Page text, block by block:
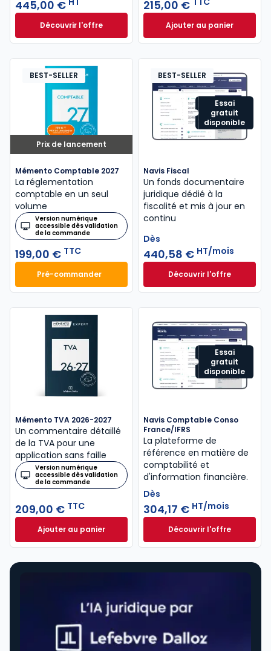
445,00 €
Découvrir l'offreGenIA-L DAF à partir de
Dès
215,00 €
Ajouter au panier
Mémento Fiscal
Prix de lancement
BEST-SELLER
Mémento Comptable 2027
La réglementation
comptable en un seul
volume
Version numérique
accessible dès validation
de la commande
199,00 € TTC
Pré-commanderMémento Comptable 2027 à 199,00 € TTC
Essai
gratuit
disponible
BEST-SELLER
Navis Fiscal
Un fonds documentaire
juridique dédié à la
fiscalité et mis à jour en
continu
Dès
440,58 € HT/mois
Découvrir l'offre
Navis Fiscal à
Dès
Mémento TVA 2026-2027
Un commentaire détaillé
de la TVA pour une
application sans faille
Version numérique
accessible dès validation
de la commande
209,00 € TTC
Ajouter au panierMémento TVA 2026-2027 à 209,00 € TTC
Essai
gratuit
disponible
Navis Comptable Conso
France/IFRS
La plateforme de
référence en matière de
comptabilité et
d'information financière.
Dès
304,17 € HT/mois
Découvrir l'offreNavis Comptable
Dès